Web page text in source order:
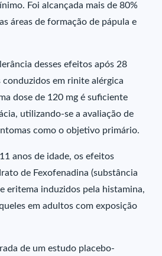
Foi alcançada mais de 80%
áreas de formação de pápula e
desses efeitos após 28
em rinite alérgica
dose de 120 mg é suficiente
utilizando-se a avaliação de
como o objetivo primário.
anos de idade, os efeitos
de Fexofenadina (substância
eritema induzidos pela histamina,
em adultos com exposição
de um estudo placebo-